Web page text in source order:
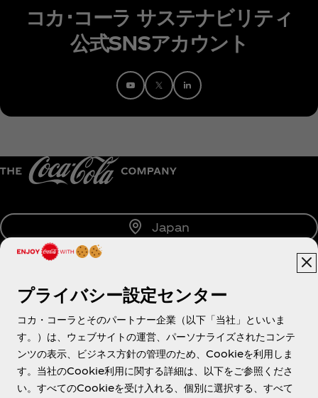
コカ･コーラ サステナビリティ
公式SNSアカウント
Japan
About us
Need help?
プライバシー設定センター
コカ・コーラとそのパートナー企業（以下「当社」といいま
す。）は、ウェブサイトの運営、パーソナライズされたコンテ
ンツの表示、ビジネス方針の管理のため、Cookieを利用しま
す。当社のCookie利用に関する詳細は、以下をご参照くださ
い。すべてのCookieを受け入れる、個別に選択する、すべて